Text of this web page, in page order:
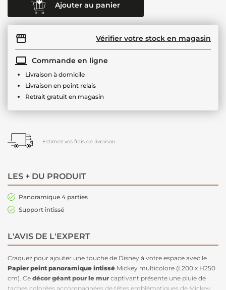
Ajouter au panier
Vérifier votre stock en magasin
Commande en ligne
Livraison à domicile
Livraison en point relais
Retrait gratuit en magasin
Estimez vos frais de livraison.
LES + DU PRODUIT
Panoramique 4 parties
Support intissé
L'AVIS DE L'EXPERT
Craquez pour ajouter une touche de Disney à votre espace avec le
Papier peint panoramique intissé Mickey multicolore (L200 x H250
cm). Ce décor géant pour le mur captivant présente une pluie de
taches colorées accompagnées de têtes emblématiques de Mickey